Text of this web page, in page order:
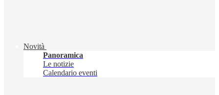
Novità
Panoramica
Le notizie
Calendario eventi